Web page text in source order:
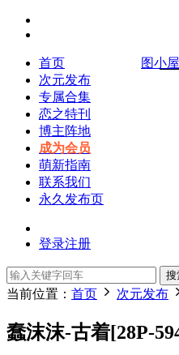
图小屋
首页
次元发布
专属合集
恋之特刊
博主阵地
成为会员
萌新指南
联系我们
永久发布页
登录注册
搜
当前位置： 首页 次元发布
蠢沫沫-古着[28P-